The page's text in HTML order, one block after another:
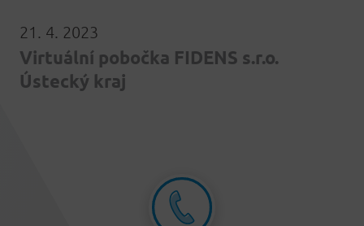
21. 4. 2023
Virtuální pobočka FIDENS s.r.o.
Ústecký kraj